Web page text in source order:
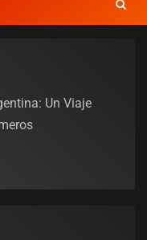
Un Viaje